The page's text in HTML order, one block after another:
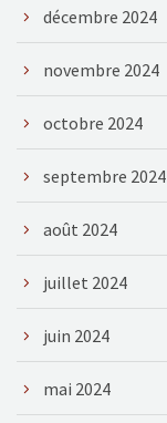
décembre 2024
novembre 2024
octobre 2024
septembre 2024
août 2024
juillet 2024
juin 2024
mai 2024